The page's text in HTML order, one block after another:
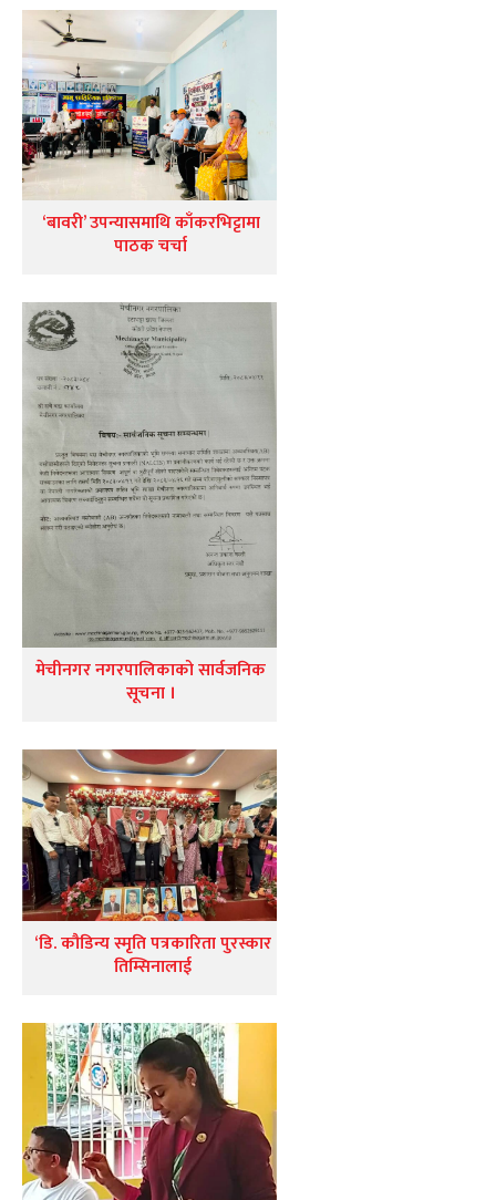
‘बावरी’ उपन्यासमाथि काँकरभिट्टामा
पाठक चर्चा
मेचीनगर नगरपालिकाको सार्वजनिक
सूचना ।
‘डि. कौडिन्य स्मृति पत्रकारिता पुरस्कार
तिम्सिनालाई